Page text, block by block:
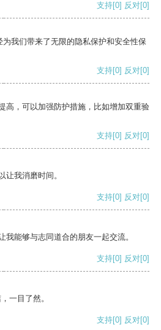
支持[0] 反对[0]
我们带来了无限的隐私保护和安全性保
支持[0] 反对[0]
高，可以加强防护措施，比如增加双重验
支持[0] 反对[0]
让我消磨时间。
支持[0] 反对[0]
我能够与志同道合的朋友一起交流。
支持[0] 反对[0]
一目了然。
支持[0] 反对[0]